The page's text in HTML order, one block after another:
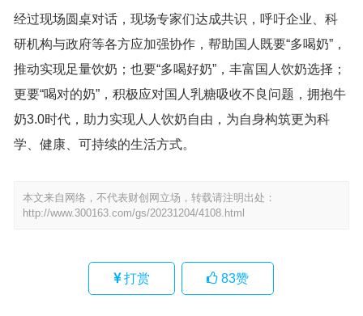
经过现场圆桌对话，现场专家们达成共识，呼吁企业、科
研机构与政府等各方应加强协作，帮助国人既要“多喝奶”，
推动实现足量饮奶；也要“多喝好奶”，丰富国人饮奶选择；
更要“喝对的奶”，积极应对国人乳糖吸收不良问题，拥抱牛
奶3.0时代，助力实现人人饮奶自由，为自身构筑更为科
学、健康、可持续的生活方式。
本文来自网络，不代表财创网立场，转载请注明出处：
http://www.300163.com/gs/20231204/4108.html
打赏 83赞